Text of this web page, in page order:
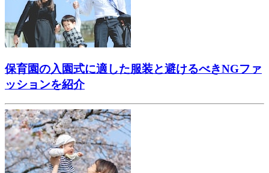
保育園の入園式に適した服装と避けるべきNGファ
ッションを紹介